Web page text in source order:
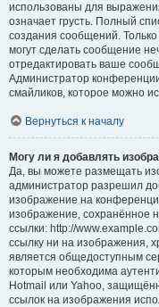
использованы для
означает грусть. Полный
создания сообщений. Только
могут сделать сообщение
отредактировать ваше
Администратор
смайликов, которое можно
Вернуться к началу
Могу ли я добавлять
Да, вы можете размещать
администратор разрешил
изображение на
изображение, сохранённое
ссылки: http://
ссылку ни на изображения,
является общедоступным
которым необходима
Hotmail или Yahoo,
ссылок на изображения